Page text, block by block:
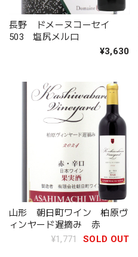
長野 ドメーヌコーセイ
503 塩尻メルロ
¥3,630
山形 朝日町ワイン 柏原ヴ
ィンヤード遅摘み 赤
¥1,771
SOLD OUT